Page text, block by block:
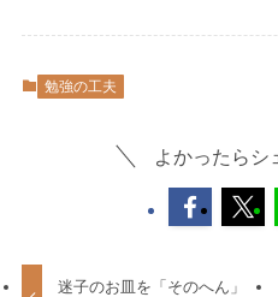
勉強の工夫
よかったらシ
迷子のお皿を「そのへん」